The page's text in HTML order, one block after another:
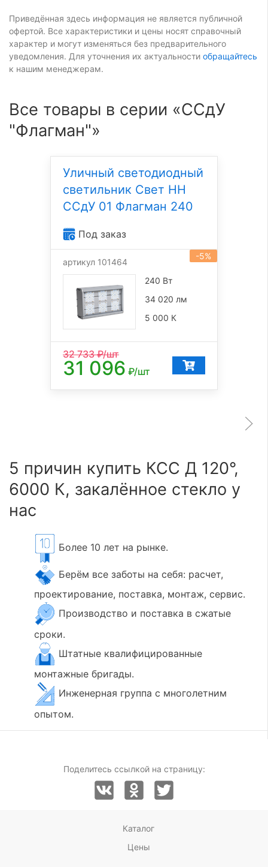
Приведённая здесь информация не является публичной
офертой. Все характеристики и цены носят справочный
характер и могут изменяться без предварительного
уведомления. Для уточнения их актуальности обращайтесь
к нашим менеджерам.
Все товары в серии «ССдУ
"Флагман"»
Уличный светодиодный
светильник Свет НН
ССдУ 01 Флагман 240
Под заказ
-5%
артикул 101464
240 Вт
34 020 лм
5 000 К
32 733₽/шт
31 096 ₽/шт
5 причин купить КСС Д 120°,
6000 К, закалённое стекло у
нас
Более 10 лет на рынке.
Берём все заботы на себя: расчет,
проектирование, поставка, монтаж, сервис.
Производство и поставка в сжатые
сроки.
Штатные квалифицированные
монтажные бригады.
Инженерная группа с многолетним
опытом.
Поделитесь ссылкой на страницу:
Каталог
Цены